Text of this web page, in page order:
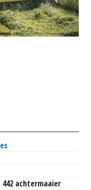
achtermaaier